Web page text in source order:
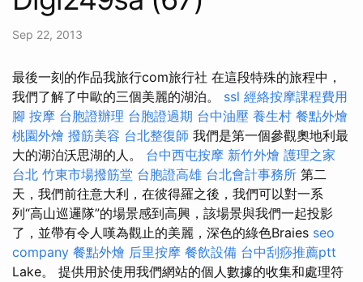
Sep 22, 2013
最後一刻的作品我旅行com旅行社 在這段特殊的旅程中，
我們了解了中歐的三個美麗的湖泊。 ssl 經絡按摩課程費用
腳 按摩 台胞證辦理 台胞證過期 台中油壓 養生村 餐點外燴
桃園外燴 撥筋美容 台北整復師 我們是第一個參觀奧地利最
大的湖泊沃思湖的人。 台中西屯按摩 新竹外燴 護理之家
台北 竹東市場撥筋堂 台胞證高雄 台北會計事務所 第二
天，我們前往意大利，在彼得羅之後，我們可以對一系
列“高山巡邏隊”的場景感到高興，該場景與我們一起投影
了，並帶有令人嘆為觀止的美麗，深色的綠色Braies seo
company 餐點外燴 后里按摩 餐飲設備 台中刮痧推薦ptt
Lake。 提供用於使用我們網站的個人數據的收集和處理符